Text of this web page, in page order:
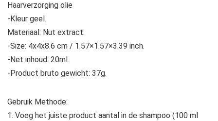
Haarverzorging olie
-Kleur geel.
Materiaal: Nut extract.
-Size: 4x4x8.6 cm / 1.57×1.57×3.39 inch.
-Net inhoud: 20ml.
-Product bruto gewicht: 37g.
Gebruik Methode:
1. Voeg het juiste product aantal in de shampoo (100 ml